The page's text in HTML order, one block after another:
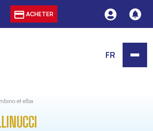
ACHETER
FR
et elba